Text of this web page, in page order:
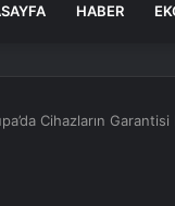
HABER
Cihazların